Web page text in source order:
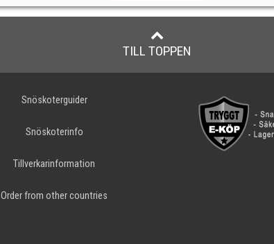
TILL TOPPEN
Snöskoterguider
Snöskoterinfo
Tillverkarinformation
Order from other countries